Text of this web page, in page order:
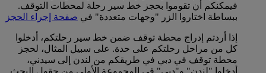
فيمكنكم أن تقوموا بحجز خط سير رحلة لمحطات التوقف.
ببساطة اختاروا الزر "وجهات متعددة" في صفحة إجراء الحجز
إذا أردتم إدراج محطة توقف ضمن خط سير رحلتكم، أدخلوا
كل من مراحل رحلتكم على حدة. على سبيل المثال، لحجز
محطة توقف في دبي في طريقكم من لندن إلى سيدني،
أدخلوا "لندن" و"دبي" في المجموعة الأولى من حقول البحث